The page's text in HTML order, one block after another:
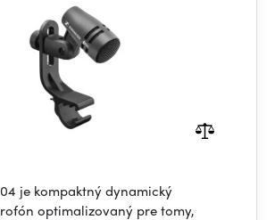
je kompaktný dynamický
optimalizovaný pre tomy,